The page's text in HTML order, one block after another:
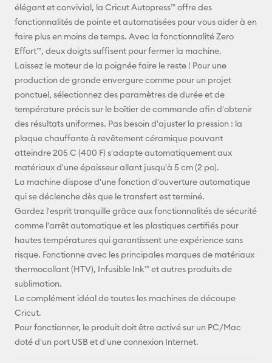
élégant et convivial, la Cricut Autopress™ offre des
fonctionnalités de pointe et automatisées pour vous aider à en
faire plus en moins de temps. Avec la fonctionnalité Zero
Effort™, deux doigts suffisent pour fermer la machine.
Laissez le moteur de la poignée faire le reste ! Pour une
production de grande envergure comme pour un projet
ponctuel, sélectionnez des paramètres de durée et de
température précis sur le boîtier de commande afin d'obtenir
des résultats uniformes. Pas besoin d'ajuster la pression : la
plaque chauffante à revêtement céramique pouvant
atteindre 205 C (400 F) s'adapte automatiquement aux
matériaux d'une épaisseur allant jusqu'à 5 cm (2 po).
La machine dispose d'une fonction d'ouverture automatique
qui se déclenche dès que le transfert est terminé.
Gardez l'esprit tranquille grâce aux fonctionnalités de sécurité
comme l'arrêt automatique et les plastiques certifiés pour
hautes températures qui garantissent une expérience sans
risque. Fonctionne avec les principales marques de matériaux
thermocollant (HTV), Infusible Ink™ et autres produits de
sublimation.
Le complément idéal de toutes les machines de découpe
Cricut.
Pour fonctionner, le produit doit être activé sur un PC/Mac
doté d'un port USB et d'une connexion Internet.